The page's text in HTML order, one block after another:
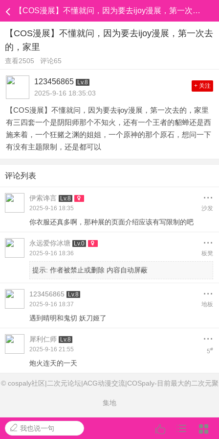
【COS漫展】不懂就问，因为要去ijoy漫展，第一次去的，家里
【COS漫展】不懂就问，因为要去ijoy漫展，第一次去
的，家里
查看2505 评论65
123456865 Lv.8
2025-9-16 18:35:03
+ 关注
【COS漫展】不懂就问，因为要去ijoy漫展，第一次去的，家里
有三四套一个是阴阳师那个不知火，还有一个王者的貂蝉还是西
施来着，一个狂赌之渊的姐姐，一个原神的那个原石，想问一下
有没有主题限制，还是都可以
评论列表
伊索谗言 Lv.8 ...
2025-9-16 18:35 沙发
你衣服还真多啊，那种展的页面介绍应该有写限制的吧
永远爱你冰塘 Lv.0 ...
2025-9-16 18:36 板凳
提示: 作者被禁止或删除 内容自动屏蔽
123456865 Lv.8 ...
2025-9-16 18:37 地板
遇到晴明和鬼切 妖刀姬了
犀利仁师 Lv.8 ...
2025-9-16 21:55 5#
炮火连天的一天
我也说一句
© cospaly社区|二次元论坛|ACG动漫交流|COSpaly-目前最大的二次元聚
集地